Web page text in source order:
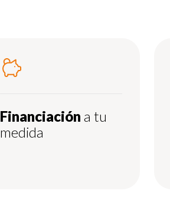
Financiación a tu
medida